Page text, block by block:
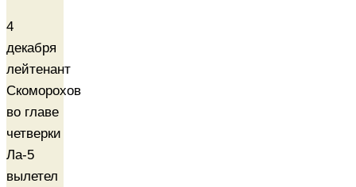
4
декабря
лейтенант
Скоморохов
во главе
четверки
Ла-5
вылетел